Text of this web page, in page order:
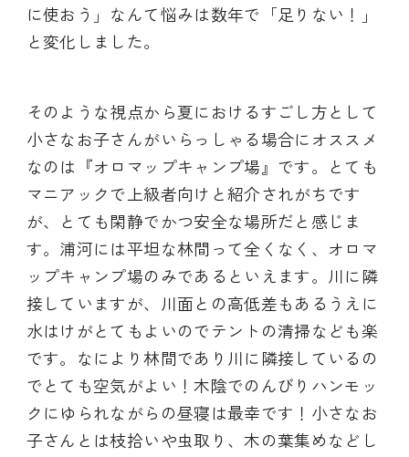
に使おう」なんて悩みは数年で「足りない！」
と変化しました。
そのような視点から夏におけるすごし方として
小さなお子さんがいらっしゃる場合にオススメ
なのは『オロマップキャンプ場』です。とても
マニアックで上級者向けと紹介されがちです
が、とても閑静でかつ安全な場所だと感じま
す。浦河には平坦な林間って全くなく、オロマ
ップキャンプ場のみであるといえます。川に隣
接していますが、川面との高低差もあるうえに
水はけがとてもよいのでテントの清掃なども楽
です。なにより林間であり川に隣接しているの
でとても空気がよい！木陰でのんびりハンモッ
クにゆられながらの昼寝は最幸です！小さなお
子さんとは枝拾いや虫取り、木の葉集めなどし